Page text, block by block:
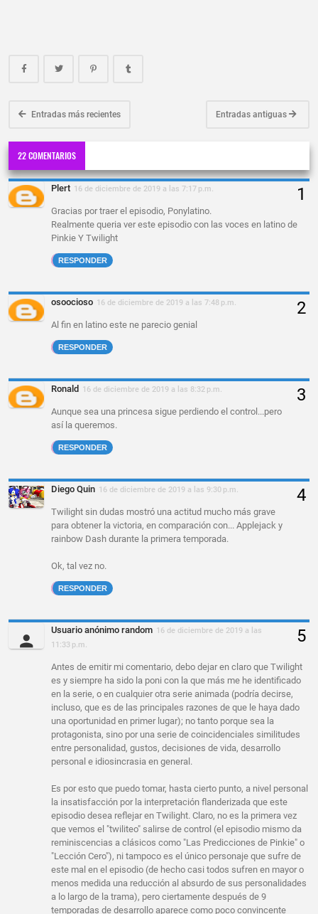
Entradas más recientes Entradas antiguas
22 COMENTARIOS
Plert 16 de diciembre de 2019 a las 7:17 p.m.
Gracias por traer el episodio, Ponylatino.
Realmente queria ver este episodio con las voces en latino de
Pinkie Y Twilight
RESPONDER
osoocioso 16 de diciembre de 2019 a las 7:48 p.m.
Al fin en latino este ne parecio genial
RESPONDER
Ronald 16 de diciembre de 2019 a las 8:32 p.m.
Aunque sea una princesa sigue perdiendo el control...pero
así la queremos.
RESPONDER
Diego Quin 16 de diciembre de 2019 a las 9:30 p.m.
Twilight sin dudas mostró una actitud mucho más grave
para obtener la victoria, en comparación con... Applejack y
rainbow Dash durante la primera temporada.
Ok, tal vez no.
RESPONDER
Usuario anónimo random 16 de diciembre de 2019 a las
11:33 p.m.
Antes de emitir mi comentario, debo dejar en claro que Twilight
es y siempre ha sido la poni con la que más me he identificado
en la serie, o en cualquier otra serie animada (podría decirse,
incluso, que es de las principales razones de que le haya dado
una oportunidad en primer lugar); no tanto porque sea la
protagonista, sino por una serie de coincidenciales similitudes
entre personalidad, gustos, decisiones de vida, desarrollo
personal e idiosincrasia en general.
Es por esto que puedo tomar, hasta cierto punto, a nivel personal
la insatisfacción por la interpretación flanderizada que este
episodio desea reflejar en Twilight. Claro, no es la primera vez
que vemos el "twiliteo" salirse de control (el episodio mismo da
reminiscencias a clásicos como "Las Predicciones de Pinkie" o
"Lección Cero"), ni tampoco es el único personaje que sufre de
este mal en el episodio (de hecho casi todos sufren en mayor o
menos medida una reducción al absurdo de sus personalidades
a lo largo de la trama), pero ciertamente después de 9
temporadas de desarrollo aparece como poco convincente